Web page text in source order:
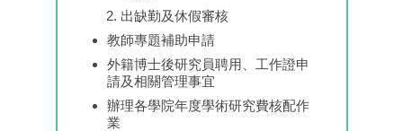
出缺勤及休假審核
教師專題補助申請
外籍博士後研究員聘用、工作證申
請及相關管理事宜
辦理各學院年度學術研究費核配作
業